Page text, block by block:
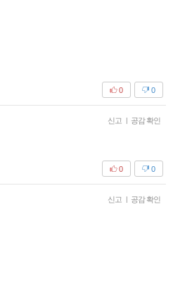
0
0
신고 | 공감 확인
0
0
신고 | 공감 확인